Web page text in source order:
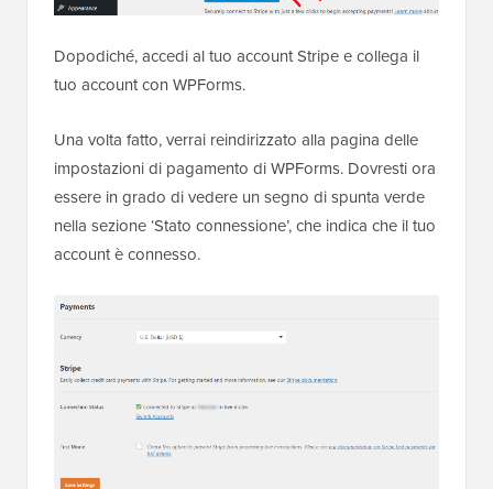
Dopodiché, accedi al tuo account Stripe e collega il
tuo account con WPForms.
Una volta fatto, verrai reindirizzato alla pagina delle
impostazioni di pagamento di WPForms. Dovresti ora
essere in grado di vedere un segno di spunta verde
nella sezione ‘Stato connessione’, che indica che il tuo
account è connesso.